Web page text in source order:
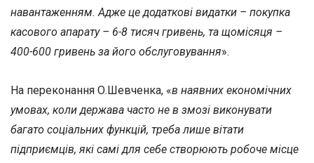
навантаженням. Адже це додаткові видатки – покупка
касового апарату – 6-8 тисяч гривень, та щомісяця –
400-600 гривень за його обслуговування».
На переконання О.Шевченка, «в наявних економічних
умовах, коли держава часто не в змозі виконувати
багато соціальних функцій, треба лише вітати
підприємців, які самі для себе створюють робоче місце